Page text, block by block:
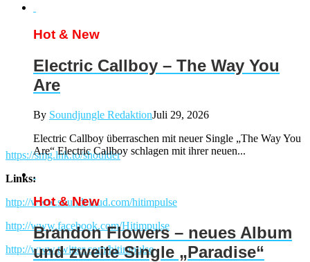
https://smg.lnk.to/shoulder
Links:
http://www.soundcloud.com/hitimpulse
http://www.facebook.com/Hitimpulse
http://www.twitter.com/hitimpulse
Hot & New
Electric Callboy – The Way You
Are
By Soundjungle RedaktionJuli 29, 2026
Electric Callboy überraschen mit neuer Single „The Way You
Are“ Electric Callboy schlagen mit ihrer neuen...
Hot & New
Brandon Flowers – neues Album
und zweite Single „Paradise“